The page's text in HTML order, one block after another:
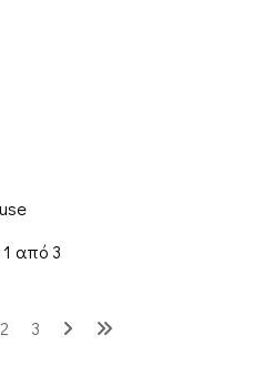
1 από 3
2 3